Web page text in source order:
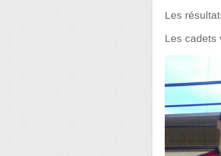
Les
Les cadets